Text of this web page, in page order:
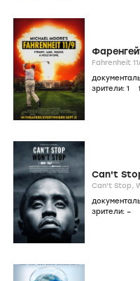
зрители: 1
Can't
зрители: –